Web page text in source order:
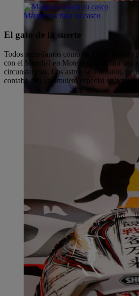
Márquez señala su casco
El gato de la suerte
Todos recordamos cómo en 2016, nuestro
con el Mundial en Motegi si se daban una
circunstancias. Los astros se alinearon,
contaba con un amuleto especial en aquella